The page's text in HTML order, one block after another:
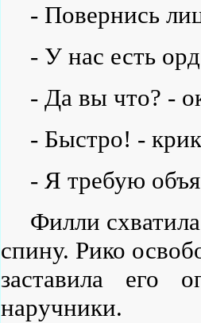
- Повернись
- У нас есть
- Да вы что? -
- Быстро! -
- Я требую
Филли
спину. Рико
заставила его
наручники.